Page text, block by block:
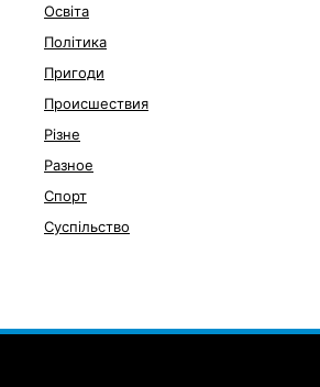
Освіта
Політика
Пригоди
Происшествия
Різне
Разное
Спорт
Суспільство